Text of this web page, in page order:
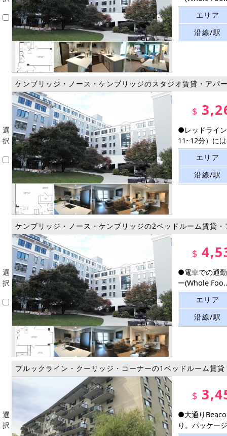
エリア
沿線/駅
選
択
ケンブリッジ・ノース・ケンブリッジのスタジオ賃貸・アパ
$
●レッドライ
11~12分）に
エリア
沿線/駅
選
択
ケンブリッジ・ノース・ケンブリッジの2ベッドルーム賃貸
$
●電車での通
ー(Whole
エリア
沿線/駅
選
択
ブルックライン・クーリッジ・コーナーの1ベッドルーム賃
$
●大通り
り。パッケー